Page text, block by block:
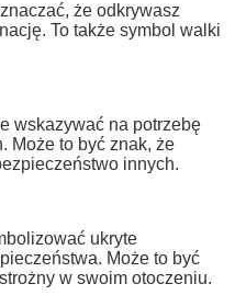
że odkrywasz
To także symbol walki
wskazywać na potrzebę
Może to być znak, że
innych.
ukryte
Może to być
w swoim otoczeniu.